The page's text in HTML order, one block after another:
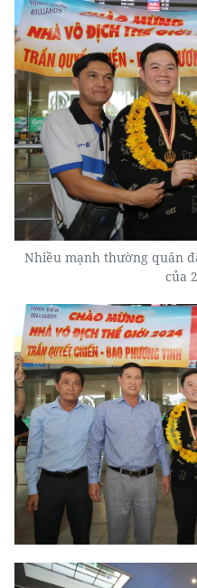
Nhiều mạnh thường quân
của